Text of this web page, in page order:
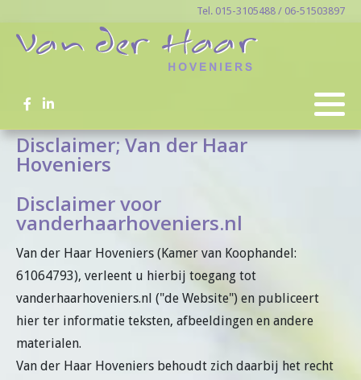
Tel. 015-3105488 / 06-51503897
Disclaimer; Van der Haar
Hoveniers
Disclaimer voor
vanderhaarhoveniers.nl
Van der Haar Hoveniers (Kamer van Koophandel:
61064793), verleent u hierbij toegang tot
vanderhaarhoveniers.nl ("de Website") en publiceert
hier ter informatie teksten, afbeeldingen en andere
materialen.
Van der Haar Hoveniers behoudt zich daarbij het recht